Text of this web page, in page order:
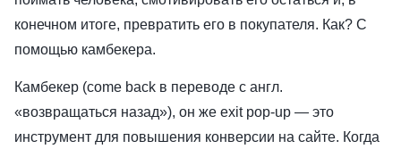
конечном итоге, превратить его в покупателя. Как? С
помощью камбекера.
Камбекер (come back в переводе с англ.
«возвращаться назад»), он же exit pop-up — это
инструмент для повышения конверсии на сайте. Когда